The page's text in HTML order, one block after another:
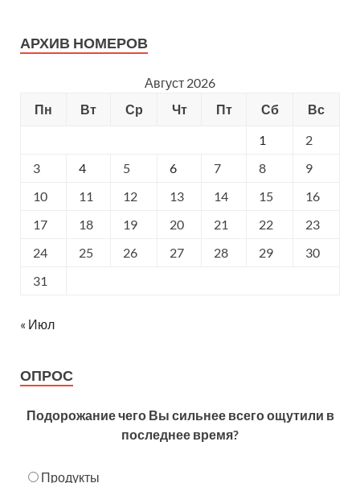
АРХИВ НОМЕРОВ
Август 2026
Пн
Вт Ср Чт Пт Сб
Вс
1
2
3
4 5 6 7 8
9
10
11 12 13 14 15
16
17
18 19 20 21 22
23
24
25 26 27 28 29
30
31
« Июл
ОПРОС
Подорожание чего Вы сильнее всего ощутили в
последнее время?
Продукты